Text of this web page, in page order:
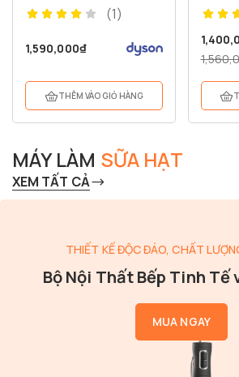
(1)
1,590,000₫
THÊM VÀO GIỎ HÀNG
MÁY LÀM SỮA HẠT
XEM TẤT CẢ
THIẾT KẾ ĐỘC ĐÁO, CHẤT
Bộ Nội Thất Bếp Tinh Tế
MUA NGAY